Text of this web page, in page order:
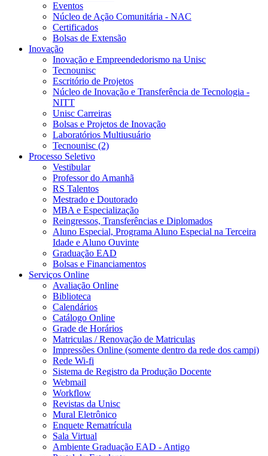
Eventos
Núcleo de Ação Comunitária - NAC
Certificados
Bolsas de Extensão
Inovação
Inovação e Empreendedorismo na Unisc
Tecnounisc
Escritório de Projetos
Núcleo de Inovação e Transferência de Tecnologia -
NITT
Unisc Carreiras
Bolsas e Projetos de Inovação
Laboratórios Multiusuário
Tecnounisc (2)
Processo Seletivo
Vestibular
Professor do Amanhã
RS Talentos
Mestrado e Doutorado
MBA e Especialização
Reingressos, Transferências e Diplomados
Aluno Especial, Programa Aluno Especial na Terceira
Idade e Aluno Ouvinte
Graduação EAD
Bolsas e Financiamentos
Serviços Online
Avaliação Online
Biblioteca
Calendários
Catálogo Online
Grade de Horários
Matriculas / Renovação de Matriculas
Impressões Online (somente dentro da rede dos campi)
Rede Wi-fi
Sistema de Registro da Produção Docente
Webmail
Workflow
Revistas da Unisc
Mural Eletrônico
Enquete Rematrícula
Sala Virtual
Ambiente Graduação EAD - Antigo